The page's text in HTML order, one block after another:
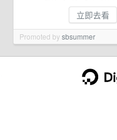
立即去看
Promoted bysbsummer